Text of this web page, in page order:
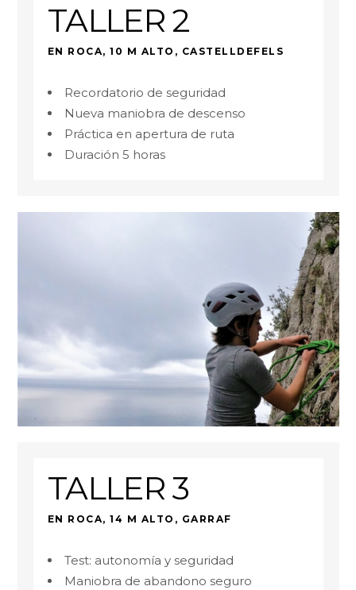
TALLER 2
EN ROCA, 10 M ALTO, CASTELLDEFELS
Recordatorio de seguridad
Nueva maniobra de descenso
Práctica en apertura de ruta
Duración 5 horas
TALLER 3
EN ROCA, 14 M ALTO, GARRAF
Test: autonomía y seguridad
Maniobra de abandono seguro